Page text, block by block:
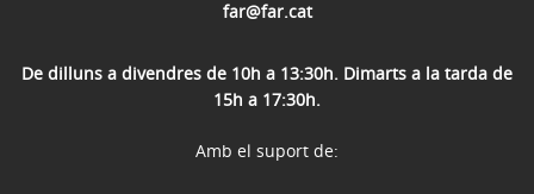
far@far.cat
De dilluns a divendres de 10h a 13:30h. Dimarts a la tarda de
15h a 17:30h.
Amb el suport de: